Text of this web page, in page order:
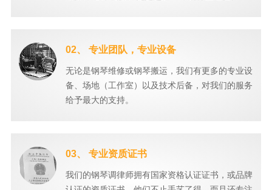
02、 专业团队，专业设备
无论是钢琴维修或钢琴搬运，我们有更多的专业设
备、场地（工作室）以及技术后备，对我们的服务
给予最大的支持。
03、 专业资质证书
我们的钢琴调律师拥有国家资格认证证书，或品牌